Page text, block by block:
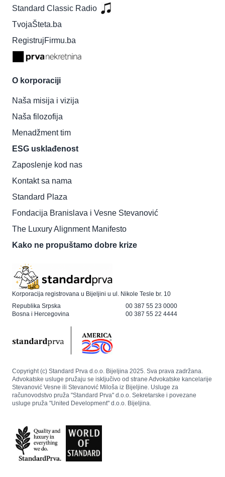
Standard Classic Radio
TvojaŠteta.ba
RegistrujFirmu.ba
O korporaciji
Naša misija i vizija
Naša filozofija
Menadžment tim
ESG usklađenost
Zaposlenje kod nas
Kontakt sa nama
Standard Plaza
Fondacija Branislava i Vesne Stevanović
The Luxury Alignment Manifesto
Kako ne propuštamo dobre krize
Korporacija registrovana u Bijeljini u ul. Nikole Tesle br. 10
Republika Srpska
Bosna i Hercegovina
00 387 55 23 0000
00 387 55 22 4444
Copyright (c) Standard Prva d.o.o. Bijeljina 2025. Sva prava zadržana.
Advokatske usluge pružaju se isključivo od strane Advokatske kancelarije
Stevanović Vesne ili Stevanović Miloša iz Bijeljine. Usluge za
računovodstvo pruža "Standard Prva" d.o.o. Sekretarske i povezane
usluge pruža "United Development" d.o.o. Bijeljina.